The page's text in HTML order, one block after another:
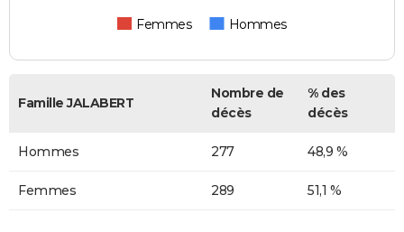
Femmes Hommes
Famille JALABERT
Nombre de
décès
% des
décès
Hommes 277 48,9 %
Femmes 289 51,1 %